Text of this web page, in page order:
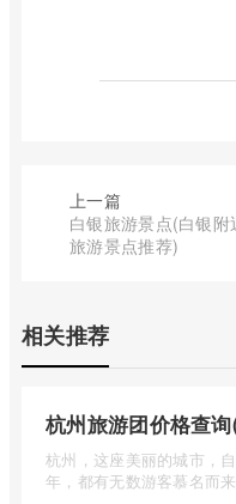
上一篇
白银旅游景点(白银附
旅游景点推荐)
相关推荐
杭州旅游团价格查
杭州，这座美丽的城市，
年，都有无数游客慕名而